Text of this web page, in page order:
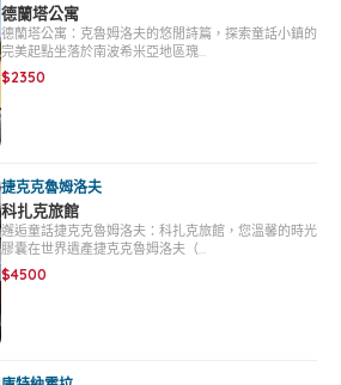
德蘭塔公寓
德蘭塔公寓：克魯姆洛夫的悠閒詩篇，探索童話小鎮的
完美起點坐落於南波希米亞地區瑰…
$2350
捷克克魯姆洛夫
科扎克旅館
邂逅童話捷克克魯姆洛夫：科扎克旅館，您溫馨的時光
膠囊在世界遺產捷克克魯姆洛夫（…
$4500